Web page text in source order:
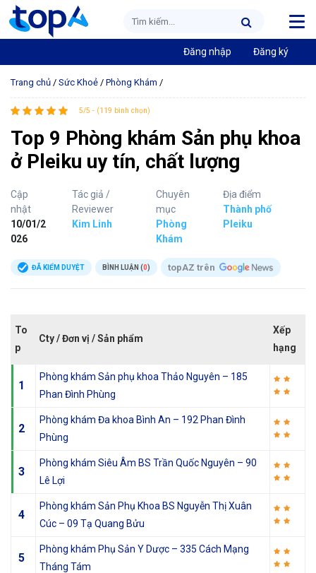
Đăng nhập Đăng ký
Trang chủ / Sức Khoẻ / Phòng Khám /
5/5 - (119 bình chọn)
Top 9 Phòng khám Sản phụ khoa
ở Pleiku uy tín, chất lượng
Cập
nhật
10/01/2
026
Tác giả /
Reviewer
Kim Linh
Chuyên
mục
Phòng
Khám
Địa điểm
Thành phố
Pleiku
ĐÃ KIỂM DUYỆT BÌNH LUẬN (0) topAZ trên
To
p
Cty / Đơn vị / Sản phẩm
Xếp
hạng
1
Phòng khám Sản phụ khoa Thảo Nguyên – 185
Phan Đình Phùng
2
Phòng khám Đa khoa Bình An – 192 Phan Đình
Phùng
3
Phòng khám Siêu Âm BS Trần Quốc Nguyên – 90
Lê Lợi
4
Phòng khám Sản Phụ Khoa BS Nguyễn Thị Xuân
Cúc – 09 Tạ Quang Bửu
5
Phòng khám Phụ Sản Y Dược – 335 Cách Mạng
Tháng Tám